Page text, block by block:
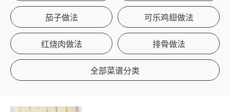
茄子做法 可乐鸡翅做法
红烧肉做法 排骨做法
全部菜谱分类